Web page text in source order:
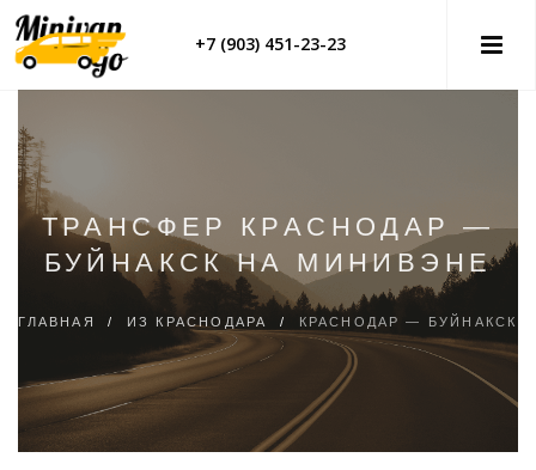
+7 (903) 451-23-23
ТРАНСФЕР КРАСНОДАР —
БУЙНАКСК НА МИНИВЭНЕ
ГЛАВНАЯ / ИЗ КРАСНОДАРА / КРАСНОДАР — БУЙНАКСК